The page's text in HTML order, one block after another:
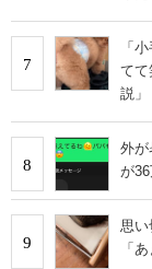
7
「
てて
説」
8
外が
が
9
思
「